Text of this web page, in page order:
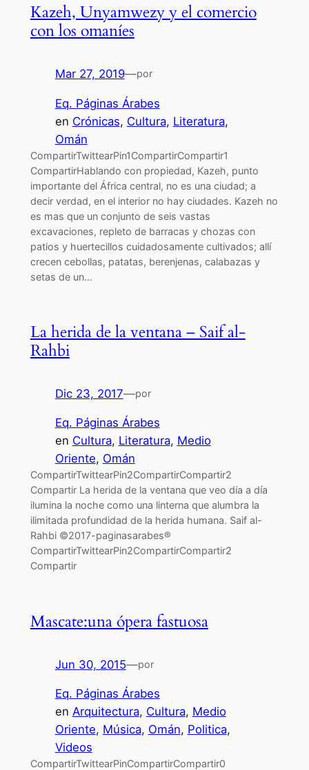
Kazeh, Unyamwezy y el comercio
con los omaníes
Mar 27, 2019—por
Eq. Páginas Árabes
en Crónicas, Cultura, Literatura
Omán
CompartirTwittearPin1CompartirCompartir1
CompartirHablando con propiedad, Kazeh, punto
importante del África central, no es una ciudad; a
decir verdad, en el interior no hay ciudades. Kazeh no
es mas que un conjunto de seis vastas
excavaciones, repleto de barracas y chozas con
patios y huertecillos cuidadosamente cultivados; allí
crecen cebollas, patatas, berenjenas, calabazas y
setas de un…
La herida de la ventana – Saif al-
Rahbi
Dic 23, 2017—por
Eq. Páginas Árabes
en Cultura, Literatura, Medio
Oriente, Omán
CompartirTwittearPin2CompartirCompartir2
Compartir La herida de la ventana que veo día a día
ilumina la noche como una linterna que alumbra la
ilimitada profundidad de la herida humana. Saif al-
Rahbi ©2017-paginasarabes®
CompartirTwittearPin2CompartirCompartir2
Compartir
Mascate:una ópera fastuosa
Jun 30, 2015—por
Eq. Páginas Árabes
en Arquitectura, Cultura, Medio
Oriente, Música, Omán, Politica
Videos
CompartirTwittearPinCompartirCompartir0